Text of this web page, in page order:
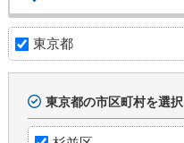
東京都
東京都の市区町村を選択